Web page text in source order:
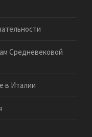
Средневековой
в Италии